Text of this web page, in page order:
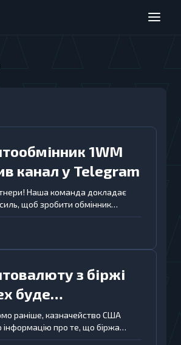
1WM
канал у Telegram
докладає
щоб зробити обмінник
1WM ще більш комфортним у
Настав час стати трішки ближче.
з біржі
буде
раніше, казначейство США
інформацію про те, що біржа
до незаконної легалізації